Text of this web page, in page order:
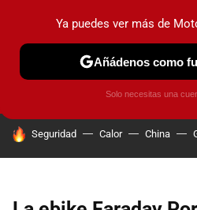
PRUEBAS COCHES
HOY SE HABLA DE
Seguridad Calor China
Ya puedes ver más de
Añádenos como
Solo necesitas una